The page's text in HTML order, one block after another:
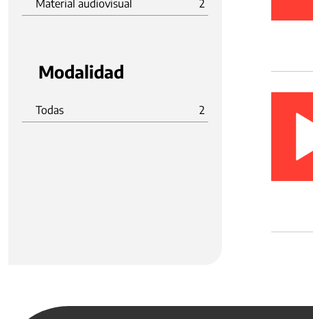
Material audiovisual 2
Modalidad
Todas 2